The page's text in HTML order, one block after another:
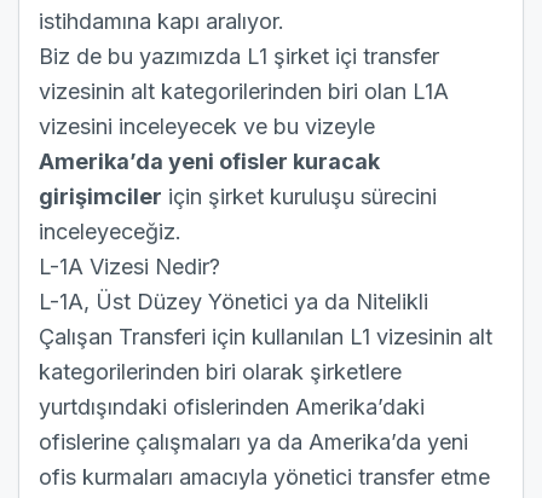
istihdamına kapı aralıyor.
Biz de bu yazımızda L1 şirket içi transfer
vizesinin alt kategorilerinden biri olan L1A
vizesini inceleyecek ve bu vizeyle
Amerika’da yeni ofisler kuracak
girişimciler için şirket kuruluşu sürecini
inceleyeceğiz.
L-1A Vizesi Nedir?
L-1A, Üst Düzey Yönetici ya da Nitelikli
Çalışan Transferi için kullanılan L1 vizesinin alt
kategorilerinden biri olarak şirketlere
yurtdışındaki ofislerinden Amerika’daki
ofislerine çalışmaları ya da Amerika’da yeni
ofis kurmaları amacıyla yönetici transfer etme